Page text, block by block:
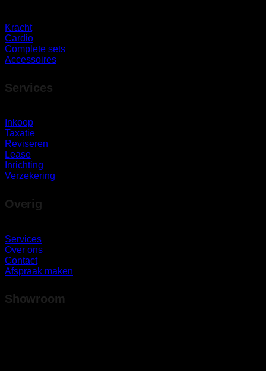
Kracht
Cardio
Complete sets
Accessoires
Services
Inkoop
Taxatie
Reviseren
Lease
Inrichting
Verzekering
Overig
Services
Over ons
Contact
Afspraak maken
Showroom